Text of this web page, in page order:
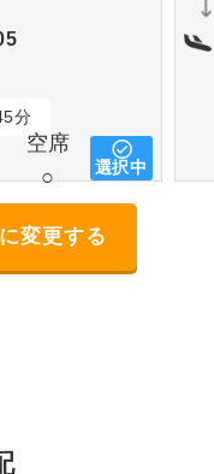
分
空席
○
選択中
変更する